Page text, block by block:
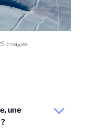
Images
une